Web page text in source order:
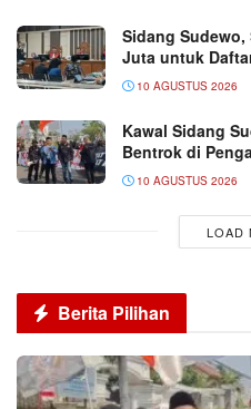
Sidang Sudewo,
Juta untuk
10 AGUSTUS 2026
Kawal Sidang
Bentrok di
10 AGUSTUS 2026
LOAD
Berita Pilihan